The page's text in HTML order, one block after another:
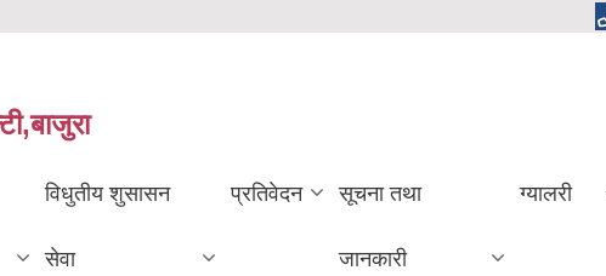
विधुतीय शुसासन
सेवा
प्रतिवेदन सूचना तथा
जानकारी
ग्यालरी